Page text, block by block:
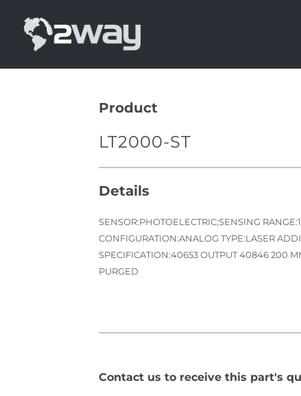
content
Product
LT2000-ST
Details
SENSOR:PHOTOELECTRIC;SENSING
CONFIGURATION:ANALOG TYPE:LASER
SPECIFICATION:40653 OUTPUT 40846 200
PURGED
Contact us to receive this part's